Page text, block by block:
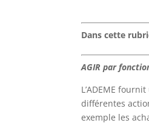
Dans cette
AGIR par
L’ADEME
différentes
exemple les